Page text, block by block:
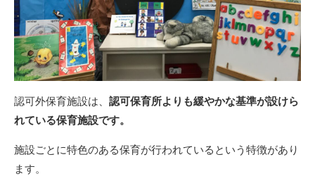
認可外保育施設は、 認可保育所よりも緩やかな基準が設けら
れている保育施設です。
施設ごとに特色のある保育が行われているという特徴があり
ます。